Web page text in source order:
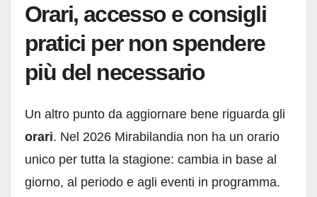
Orari, accesso e consigli
pratici per non spendere
più del necessario
Un altro punto da aggiornare bene riguarda gli
orari. Nel 2026 Mirabilandia non ha un orario
unico per tutta la stagione: cambia in base al
giorno, al periodo e agli eventi in programma.